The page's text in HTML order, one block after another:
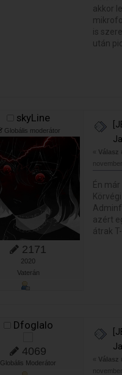
akkor
is
után
skyLine
Globális moderátor
2171
2020
Vaterán
« Válasz
Én
azért
átrak
Dfoglalo
4069
Globális Moderátor « Válasz